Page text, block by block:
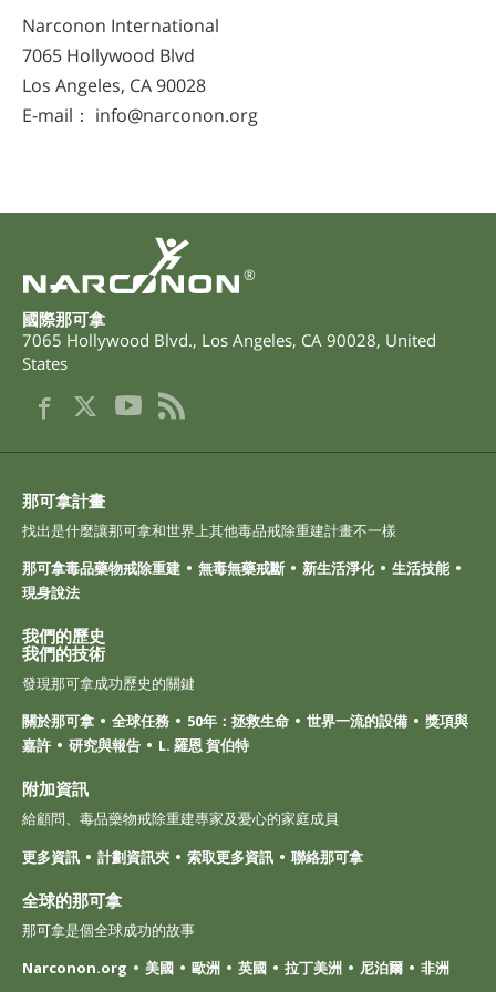
Narconon International
7065 Hollywood Blvd
Los Angeles, CA 90028
E-mail： info@narconon.org
®
國際那可拿
7065 Hollywood Blvd., Los Angeles, CA 90028, United
States
那可拿計畫
找出是什麼讓那可拿和世界上其他毒品戒除重建計畫不一樣
那可拿毒品藥物戒除重建
無毒無藥戒斷 新生活淨化
生活技能
現身說法
我們的歷史
我們的技術
發現那可拿成功歷史的關鍵
關於那可拿
全球任務 50年：拯救生命 世界一流的設備
獎項與
嘉許
研究與報告 L. 羅恩 賀伯特
附加資訊
給顧問、毒品藥物戒除重建專家及憂心的家庭成員
更多資訊
計劃資訊夾 索取更多資訊 聯絡那可拿
全球的那可拿
那可拿是個全球成功的故事
Narconon.org
美國 歐洲 英國 拉丁美洲 尼泊爾 非洲